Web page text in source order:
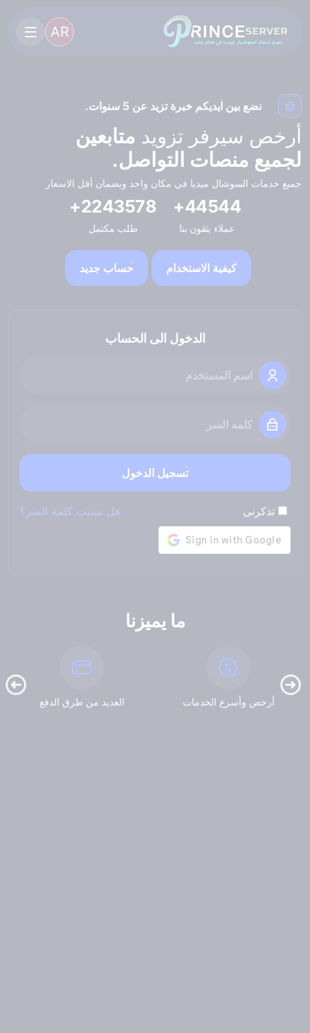
AR
نضع بين ايديكم خبرة تزيد عن 5 سنوات.
أرخص سيرفر تزويد متابعين
لجميع منصات التواصل.
جميع خدمات السوشال ميديا في مكان واحد وبضمان أقل الاسعار
44544+
عملاء يثقون بنا
2243578+
طلب مكتمل
كيفية الاستخدام حساب جديد
الدخول الى الحساب
تسجيل الدخول
تذكرنى هل نسيت كلمة السر؟
ما يميزنا
أرخص وأسرع الخدمات العديد من طرق الدفع